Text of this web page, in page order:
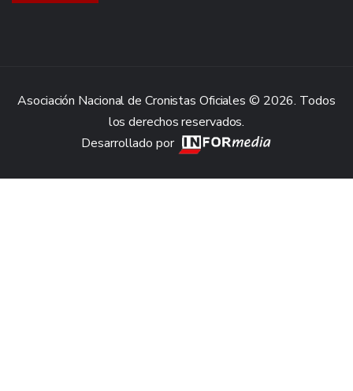
Asociación Nacional de Cronistas Oficiales © 2026. Todos
los derechos reservados.
Desarrollado por